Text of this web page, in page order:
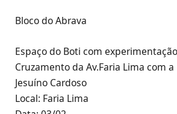
Bloco do Abrava
Espaço do Boti com
Cruzamento da Av.Faria Lima com
Jesuíno Cardoso
Local: Faria Lima